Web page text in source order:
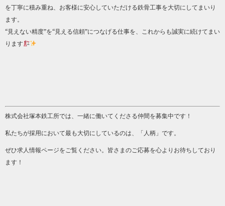
を丁寧に積み重ね、お客様に安心していただける鉄骨工事を大切にしてまいり
ます。
“見えない精度”を“見える信頼”につなげる仕事を、これからも誠実に続けてまい
ります
株式会社塚本鉄工所では、一緒に働いてくださる仲間を募集中です！
私たちが採用において最も大切にしているのは、「人柄」です。
ぜひ求人情報ページをご覧ください。皆さまのご応募を心よりお待ちしており
ます！